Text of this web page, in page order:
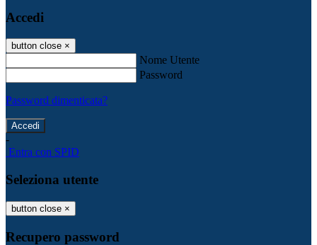
Accedi
button close ×
Nome Utente
Password
Password dimenticata?
-
Entra con SPID
Seleziona utente
button close ×
Recupero password